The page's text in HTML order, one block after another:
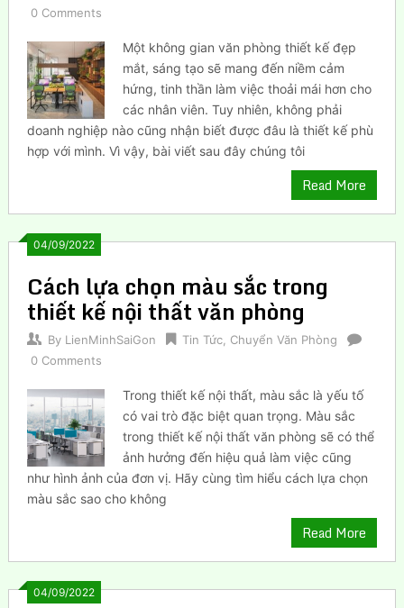
0 Comments
Một không gian văn phòng thiết kế đẹp
mắt, sáng tạo sẽ mang đến niềm cảm
hứng, tinh thần làm việc thoải mái hơn cho
các nhân viên. Tuy nhiên, không phải
doanh nghiệp nào cũng nhận biết được đâu là thiết kế phù
hợp với mình. Vì vậy, bài viết sau đây chúng tôi
Read More
04/09/2022
Cách lựa chọn màu sắc trong
thiết kế nội thất văn phòng
By LienMinhSaiGon Tin Tức, Chuyển Văn Phòng
0 Comments
Trong thiết kế nội thất, màu sắc là yếu tố
có vai trò đặc biệt quan trọng. Màu sắc
trong thiết kế nội thất văn phòng sẽ có thể
ảnh hưởng đến hiệu quả làm việc cũng
như hình ảnh của đơn vị. Hãy cùng tìm hiểu cách lựa chọn
màu sắc sao cho không
Read More
04/09/2022